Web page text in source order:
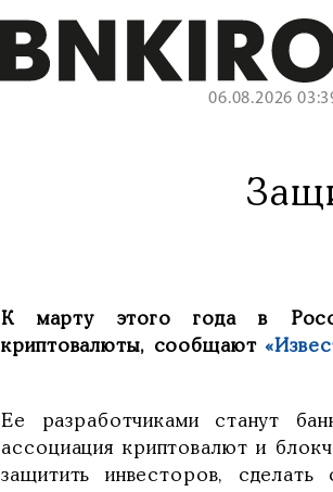
06.08.2026
К марту этого года в
криптовалюты, сообщают
Ее разработчиками станут
ассоциация криптовалют и
защитить инвесторов,